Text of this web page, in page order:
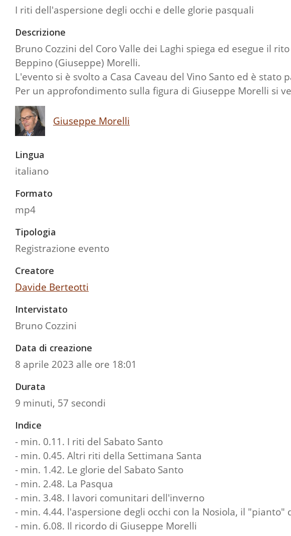
I riti dell'aspersione degli occhi e delle glorie pasquali
Descrizione
Bruno Cozzini del Coro Valle dei Laghi spiega ed esegue il
Beppino (Giuseppe) Morelli.
L'evento si è svolto a Casa Caveau del Vino Santo ed è stato
Per un approfondimento sulla figura di Giuseppe Morelli si
Giuseppe Morelli
Lingua
italiano
Formato
mp4
Tipologia
Registrazione evento
Creatore
Davide Berteotti
Intervistato
Bruno Cozzini
Data di creazione
8 aprile 2023 alle ore 18:01
Durata
9 minuti, 57 secondi
Indice
- min. 0.11. I riti del Sabato Santo
- min. 0.45. Altri riti della Settimana Santa
- min. 1.42. Le glorie del Sabato Santo
- min. 2.48. La Pasqua
- min. 3.48. I lavori comunitari dell'inverno
- min. 4.44. l'aspersione degli occhi con la Nosiola, il
- min. 6.08. Il ricordo di Giuseppe Morelli